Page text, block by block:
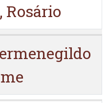
Rosário